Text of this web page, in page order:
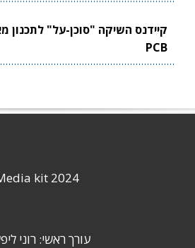
קיידנס השיקה "סוכן-על" לתכנון
PCB
kit 2024
עורך ראשי: רוני